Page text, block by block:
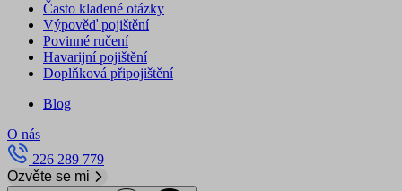
Často kladené otázky
Výpověď pojištění
Povinné ručení
Havarijní pojištění
Doplňková připojištění
Blog
O nás
226 289 779
Ozvěte se mi